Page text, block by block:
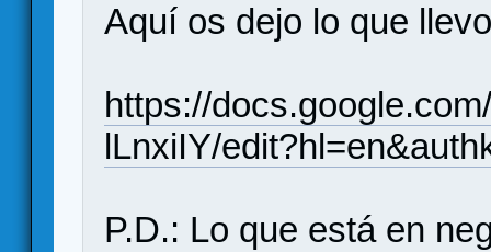
Aquí os dejo lo que
https://
lLnxiIY/
P.D.: Lo que está en